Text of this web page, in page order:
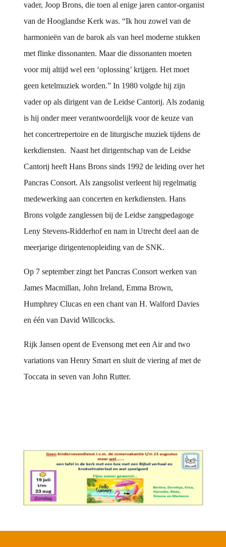
vader, Joop Brons, die toen al enige jaren cantor-organist
van de Hooglandse Kerk was. “Ik hou zowel van de
harmonieën van de barok als van heel moderne stukken
met flinke dissonanten. Maar die dissonanten moeten
voor mij altijd wel een ‘oplossing’ krijgen. Het moet
geen ketelmuziek worden.” In 1980 volgde hij zijn
vader op als dirigent van de Leidse Cantorij. Als zodanig
is hij onder meer verantwoordelijk voor de keuze van
het concertrepertoire en de liturgische muziek tijdens de
kerkdiensten. Naast het dirigentschap van de Leidse
Cantorij heeft Hans Brons sinds 1992 de leiding over het
Pancras Consort. Als zangsolist verleent hij regelmatig
medewerking aan concerten en kerkdiensten. Hans
Brons volgde zanglessen bij de Leidse zangpedagoge
Leny Stevens-Ridderhof en nam in Utrecht deel aan de
meerjarige dirigentenopleiding van de SNK.
Op 7 september zingt het Pancras Consort werken van
James Macmillan, John Ireland, Emma Brown,
Humphrey Clucas en een chant van H. Walford Davies
en één van David Willcocks.
Rijk Jansen opent de Evensong met een Air and two
variations van Henry Smart en sluit de viering af met de
Toccata in seven van John Rutter.